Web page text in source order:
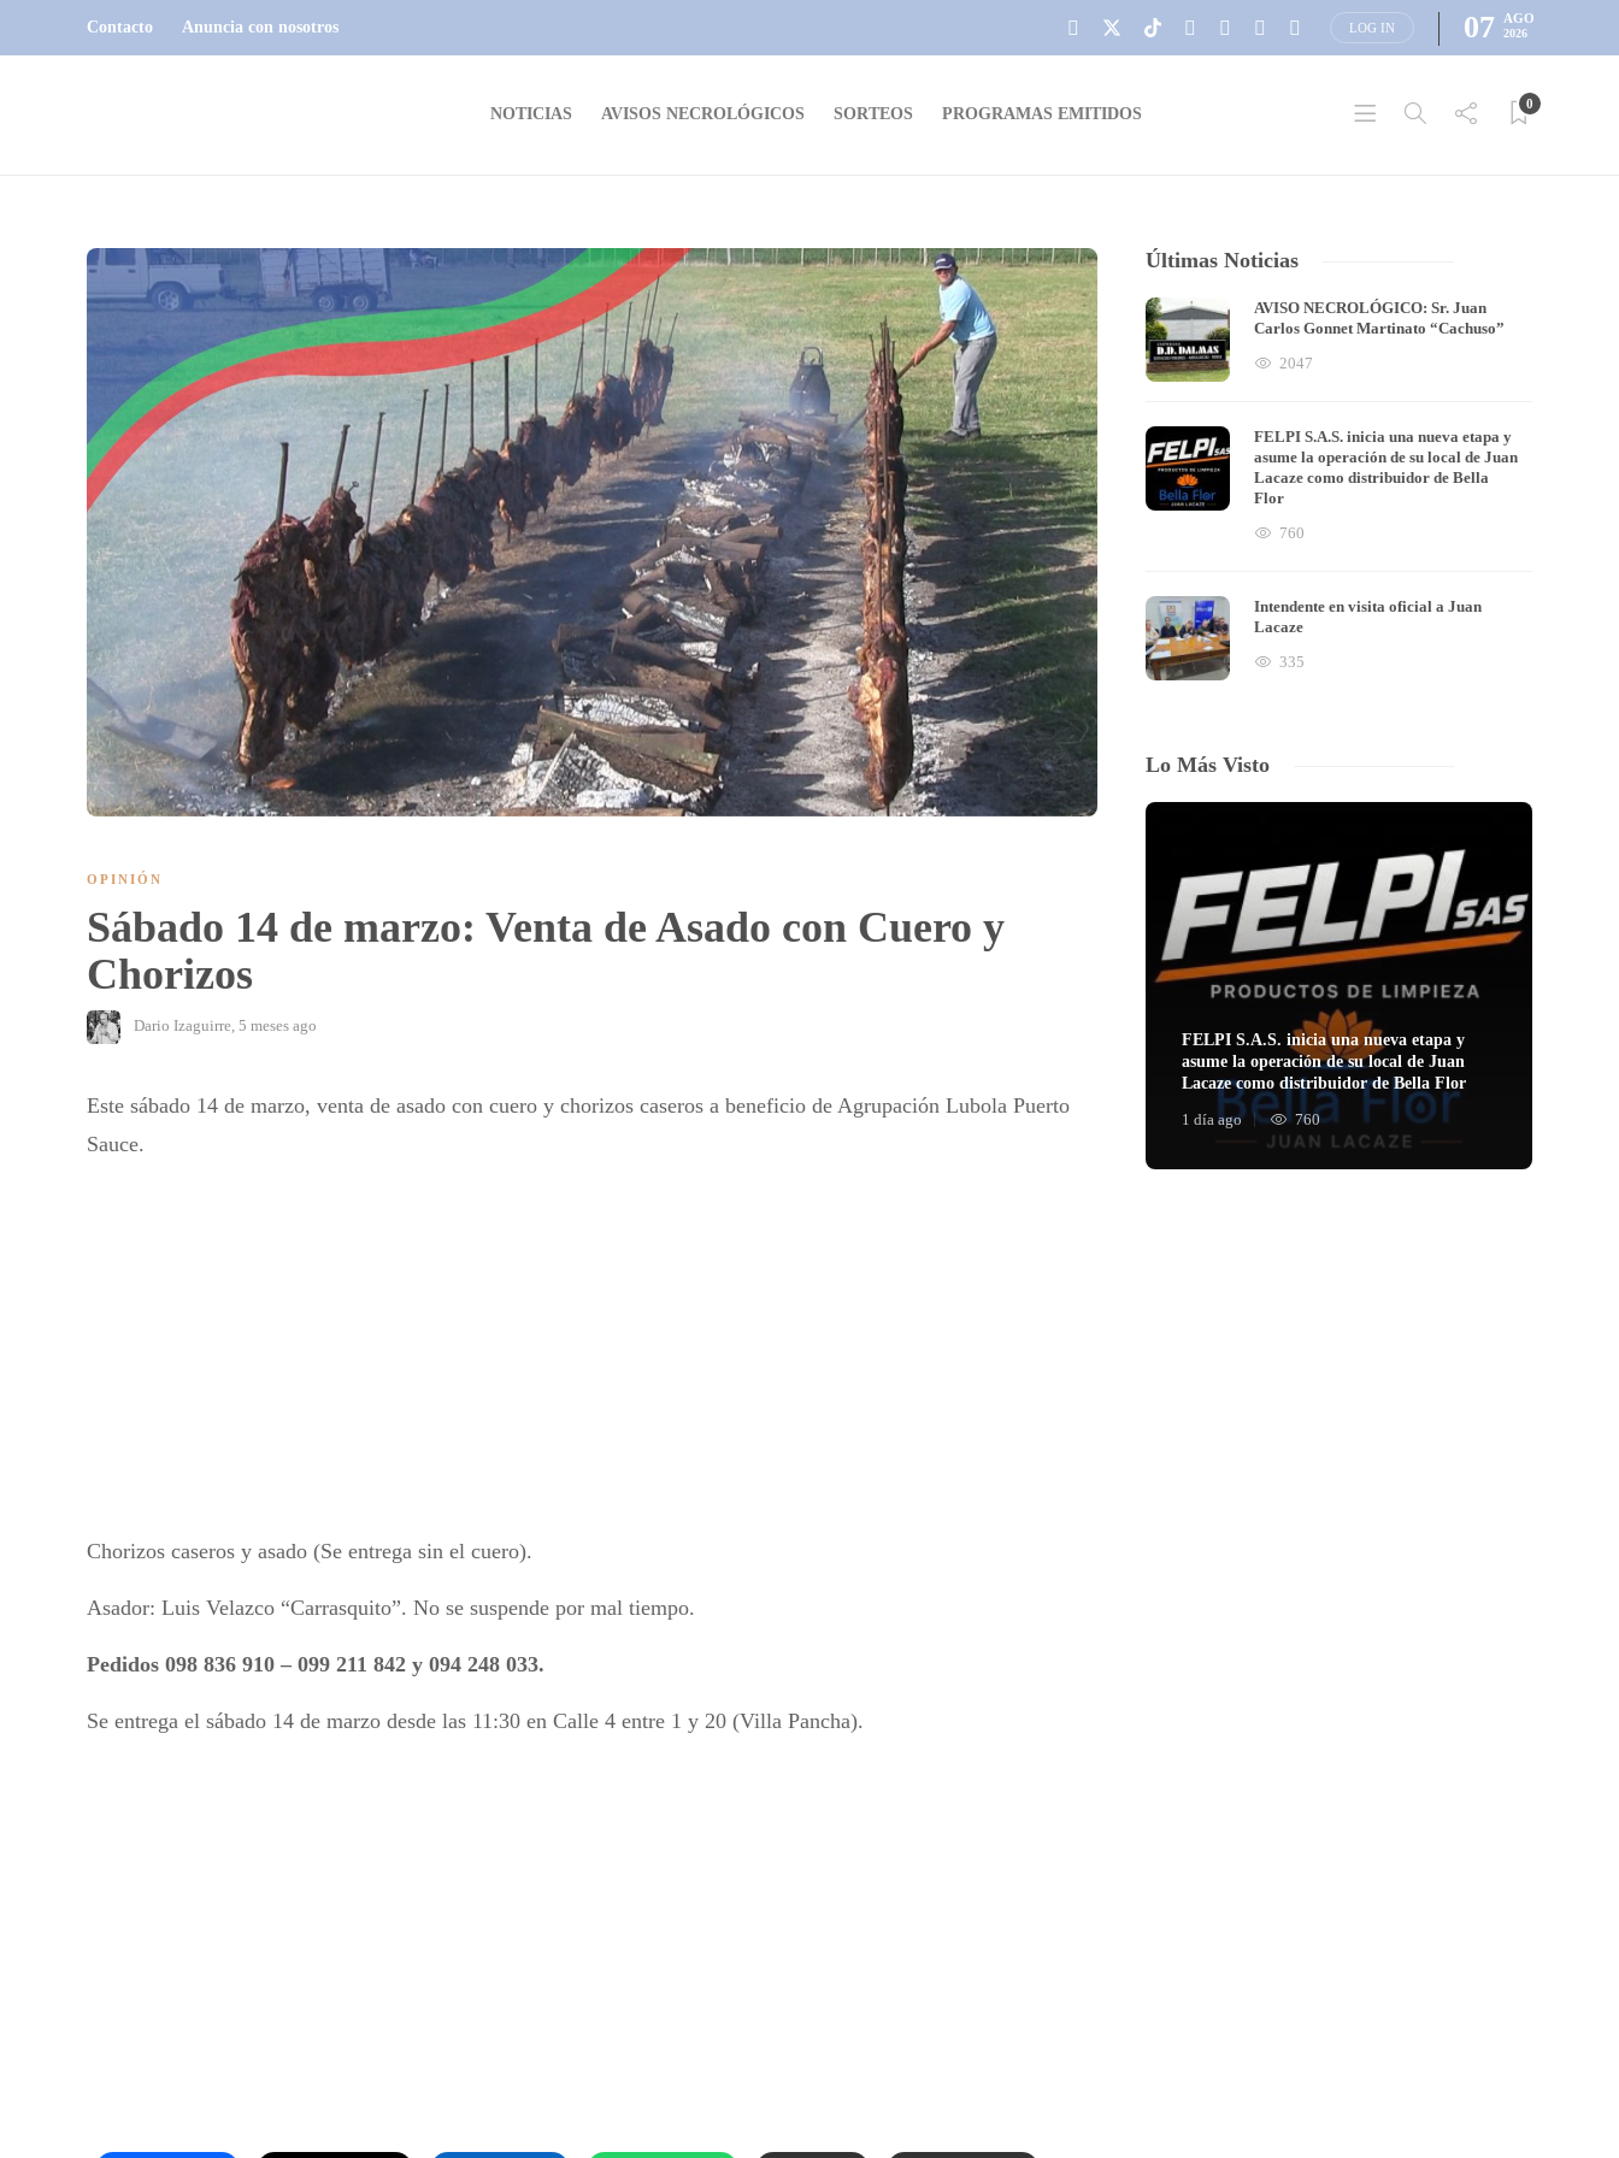
Contacto Anuncia con nosotros LOG IN 07 AGO
2026
NOTICIAS AVISOS NECROLÓGICOS SORTEOS PROGRAMAS EMITIDOS
0
OPINIÓN
Sábado 14 de marzo: Venta de Asado con Cuero y
Chorizos
Dario Izaguirre 5 meses ago
Este sábado 14 de marzo, venta de asado con cuero y chorizos caseros a beneficio de Agrupación Lubola Puerto
Sauce.
Chorizos caseros y asado (Se entrega sin el cuero).
Asador: Luis Velazco “Carrasquito”. No se suspende por mal tiempo.
Pedidos 098 836 910 – 099 211 842 y 094 248 033.
Se entrega el sábado 14 de marzo desde las 11:30 en Calle 4 entre 1 y 20 (Villa Pancha).
Últimas Noticias
AVISO NECROLÓGICO: Sr. Juan
Carlos Gonnet Martinato “Cachuso”
2047
FELPI S.A.S. inicia una nueva etapa y
asume la operación de su local de Juan
Lacaze como distribuidor de Bella
Flor
760
Intendente en visita oficial a Juan
Lacaze
335
Lo Más Visto
FELPI S.A.S. inicia una nueva etapa y
asume la operación de su local de Juan
Lacaze como distribuidor de Bella Flor
1 día ago
760